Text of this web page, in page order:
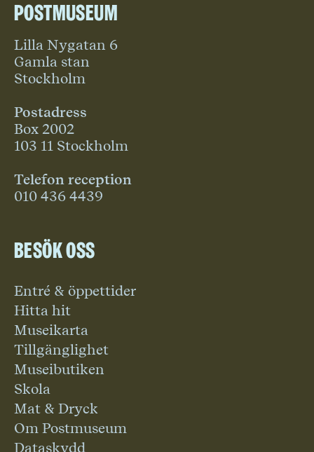
Postmuseum
Lilla Nygatan 6
Gamla stan
Stockholm
Postadress
Box 2002
103 11 Stockholm
Telefon reception
010 436 4439
Besök oss
Entré & öppettider
Hitta hit
Museikarta
Tillgänglighet
Museibutiken
Skola
Mat & Dryck
Om Postmuseum
Dataskydd